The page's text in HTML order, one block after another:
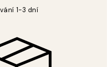
1-3 dní